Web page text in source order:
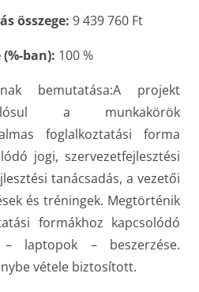
összege: 9 439 760 Ft
ban): 100 %
bemutatása:A projekt
a munkakörök
foglalkoztatási forma
jogi, szervezetfejlesztési
tanácsadás, a vezetői
és tréningek. Megtörténik
formákhoz kapcsolódó
– laptopok – beszerzése.
vétele biztosított.